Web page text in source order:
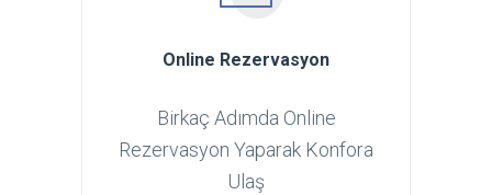
Online Rezervasyon
Birkaç Adımda Online
Rezervasyon Yaparak Konfora
Ulaş